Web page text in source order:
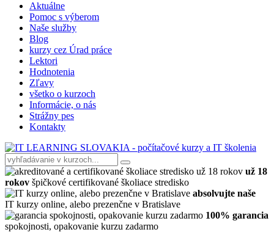
Aktuálne
Pomoc s výberom
Naše služby
Blog
kurzy cez Úrad práce
Lektori
Hodnotenia
Zľavy
všetko o kurzoch
Informácie, o nás
Strážny pes
Kontakty
už 18
rokov špičkové certifikované školiace stredisko
absolvujte naše
IT kurzy online, alebo prezenčne v Bratislave
100% garancia
spokojnosti, opakovanie kurzu zadarmo